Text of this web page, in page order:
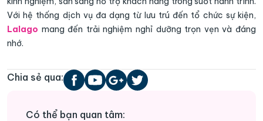
Với hệ thống dịch vụ đa dạng từ lưu trú đến tổ chức sự kiện,
Lalago mang đến trải nghiệm nghỉ dưỡng trọn vẹn và đáng
nhớ.
Chia sẻ qua:
Có thể bạn quan tâm: